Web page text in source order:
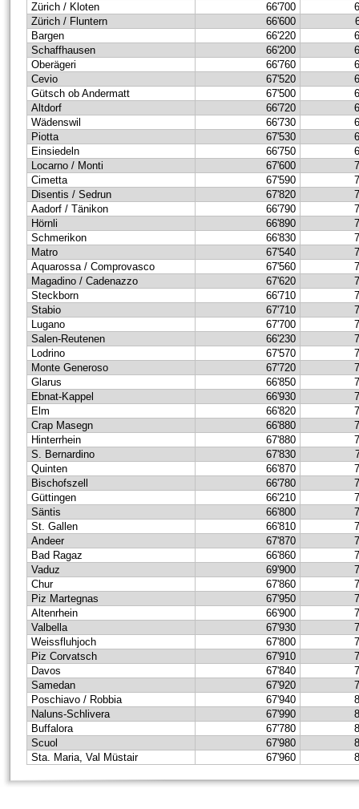
Zürich / Kloten
66'700
Zürich / Fluntern
66'600
Bargen
66'220
Schaffhausen
66'200
Oberägeri
66'760
Cevio
67'520
Gütsch ob Andermatt
67'500
Altdorf
66'720
Wädenswil
66'730
Piotta
67'530
Einsiedeln
66'750
Locarno / Monti
67'600
Cimetta
67'590
Disentis / Sedrun
67'820
Aadorf / Tänikon
66'790
Hörnli
66'890
Schmerikon
66'830
Matro
67'540
Aquarossa / Comprovasco
67'560
Magadino / Cadenazzo
67'620
Steckborn
66'710
Stabio
67'710
Lugano
67'700
Salen-Reutenen
66'230
Lodrino
67'570
Monte Generoso
67'720
Glarus
66'850
Ebnat-Kappel
66'930
Elm
66'820
Crap Masegn
66'880
Hinterrhein
67'880
S. Bernardino
67'830
Quinten
66'870
Bischofszell
66'780
Güttingen
66'210
Säntis
66'800
St. Gallen
66'810
Andeer
67'870
Bad Ragaz
66'860
Vaduz
69'900
Chur
67'860
Piz Martegnas
67'950
Altenrhein
66'900
Valbella
67'930
Weissfluhjoch
67'800
Piz Corvatsch
67'910
Davos
67'840
Samedan
67'920
Poschiavo / Robbia
67'940
Naluns-Schlivera
67'990
Buffalora
67'780
Scuol
67'980
Sta. Maria, Val Müstair
67'960